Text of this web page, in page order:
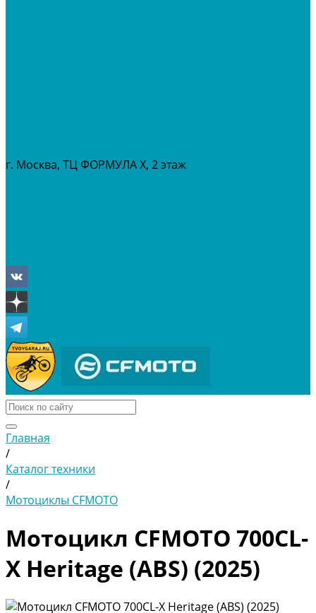
г. Москва, ТЦ ФОРМУЛА Х, 2 этаж
Главная
/
Каталог техники
/
Мотоциклы CFMOTO
Мотоцикл CFMOTO 700CL-
X Heritage (ABS) (2025)